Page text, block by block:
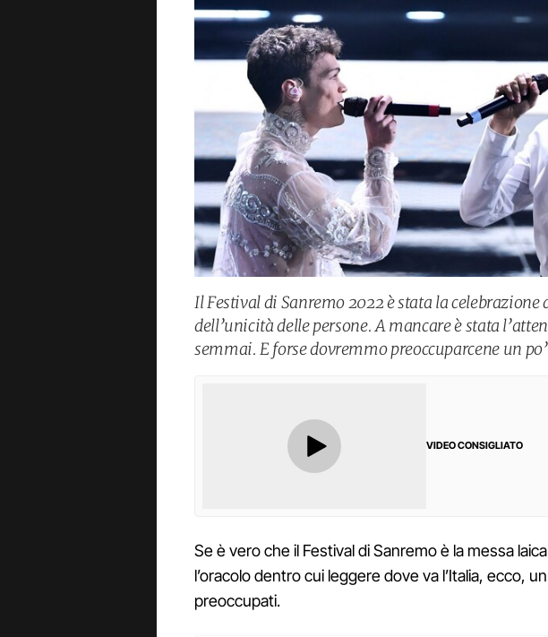
Il Festival di Sanremo 2022 è stata la celebrazione
dell’unicità delle persone. A mancare è stata
semmai. E forse dovremmo preoccuparcene un po’
VIDEO CONSIGLIATO
Se è vero che il Festival di Sanremo è la messa
l’oracolo dentro cui leggere dove va l’Italia, ecco,
preoccupati.